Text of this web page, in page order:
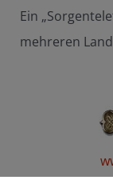
Ein
mehreren